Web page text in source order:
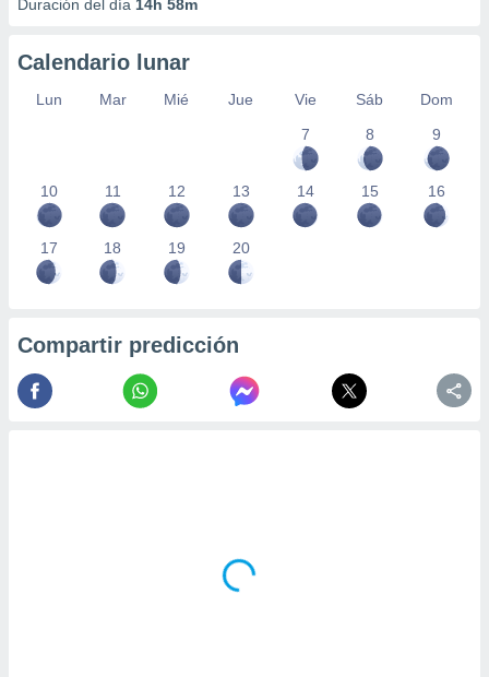
Duración del día 14h 58m
Calendario lunar
Lun Mar Mié Jue Vie Sáb
Dom
7
8 9
10 11 12 13 14 15 16
17 18 19 20
Compartir predicción